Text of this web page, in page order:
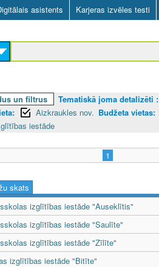
asistents Karjeras izvēles testi
un filtrus Tematiskā joma detalizēti :
Aizkraukles nov. Budžeta vietas:
iestāde
1
skats
izglītības iestāde "Auseklītis"
izglītības iestāde "Saulīte"
izglītības iestāde "Zīlīte"
izglītības iestāde "Bitīte"